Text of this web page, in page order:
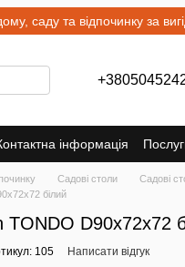
саду та відпочинку за
інформація
Садові столи
Садові
білий
TONDO D90x72x72
105 Написати відгук